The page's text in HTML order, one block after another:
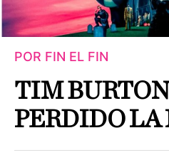
POR FIN EL FIN
TIM
PERDIDO